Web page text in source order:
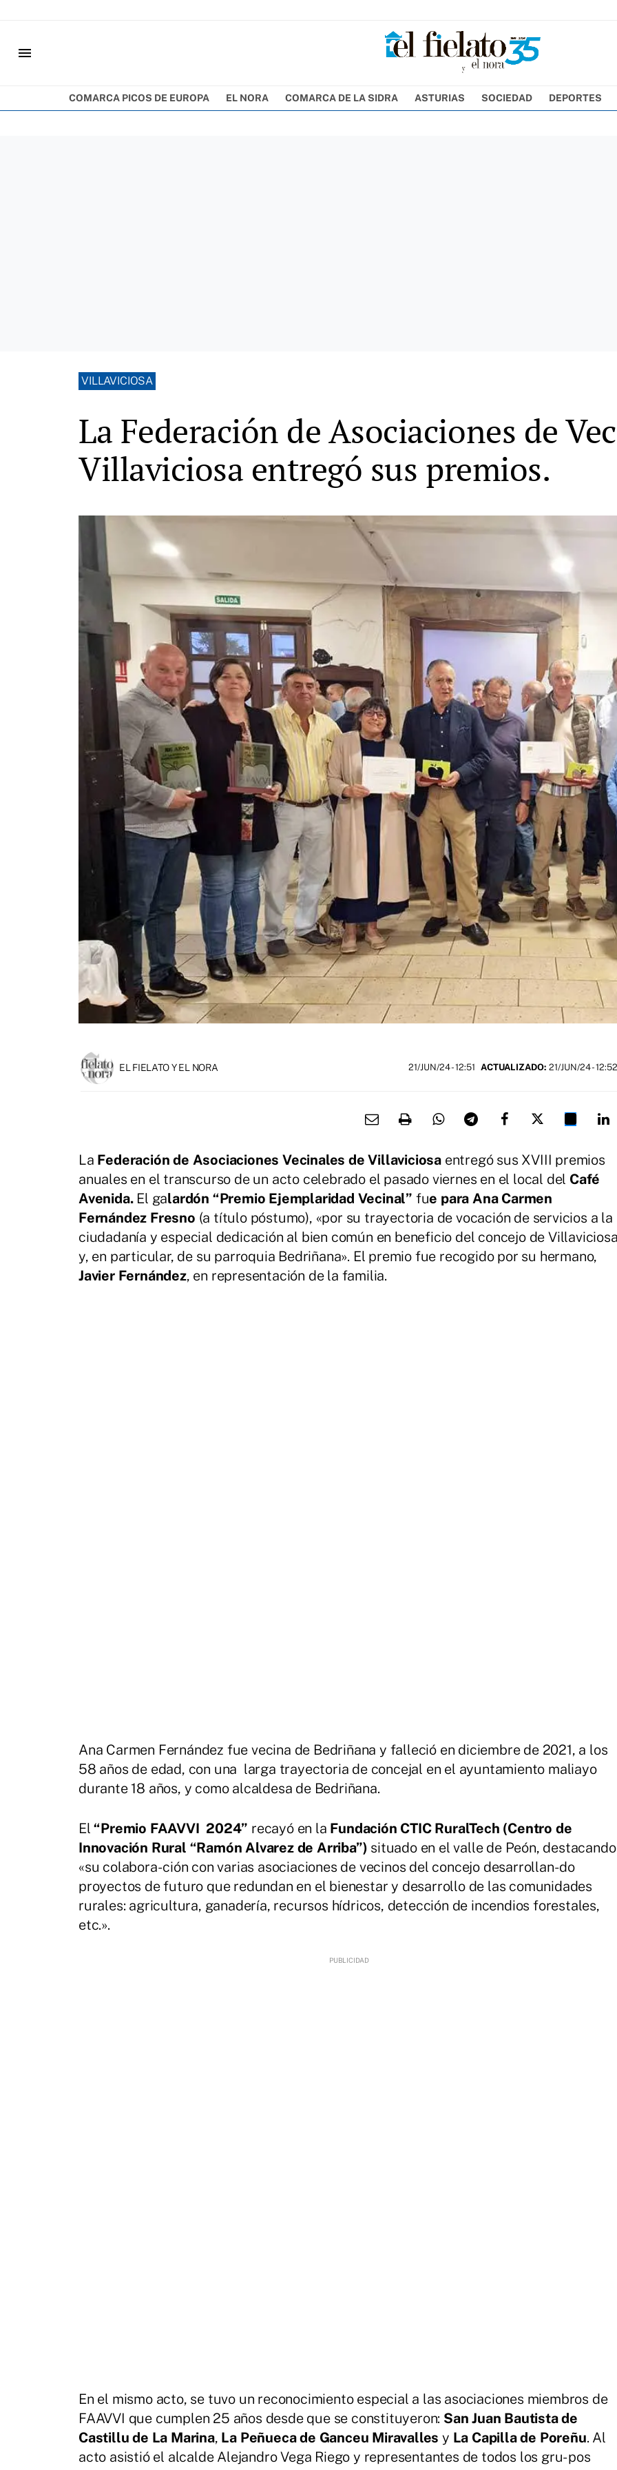
menu
COMARCA PICOS DE EUROPA EL NORA COMARCA DE LA SIDRA ASTURIAS SOCIEDAD DEPORTES
VILLAVICIOSA
La Federación de Asociaciones de
Villaviciosa entregó sus premios.
EL FIELATO Y EL NORA 21/JUN/24- 12:51 ACTUALIZADO: 21/JUN/24 - 12:52
La Federación de Asociaciones Vecinales de Villaviciosa entregó sus XVIII premios
anuales en el transcurso de un acto celebrado el pasado viernes en el local del Café
Avenida.El galardón “Premio Ejemplaridad Vecinal” fue para Ana Carmen
Fernández Fresno (a título póstumo), «por su trayectoria de vocación de servicios a la
ciudadanía y especial dedicación al bien común en beneficio del concejo de
y, en particular, de su parroquia Bedriñana». El premio fue recogido por su hermano,
Javier Fernández, en representación de la familia.
Ana Carmen Fernández fue vecina de Bedriñana y falleció en diciembre de 2021, a los
58 años de edad, con una larga trayectoria de concejal en el ayuntamiento maliayo
durante 18 años, y como alcaldesa de Bedriñana.
El“Premio FAAVVI 2024” recayó en la Fundación CTIC RuralTech (Centro de
Innovación Rural “Ramón Alvarez de Arriba”) situado en el valle de Peón, destacando
«su colabora- ción con varias asociaciones de vecinos del concejo desarrollan- do
proyectos de futuro que redundan en el bienestar y desarrollo de las comunidades
rurales: agricultura, ganadería, recursos hídricos, detección de incendios forestales,
etc.».
En el mismo acto, se tuvo un reconocimiento especial a las asociaciones miembros de
FAAVVI que cumplen 25 años desde que se constituyeron: San Juan Bautista de
Castillu de La Marina, La Peñueca de Ganceu Miravallesy La Capilla de Poreñu. Al
acto asistió el alcalde Alejandro Vega Riego y representantes de todos los gru- pos